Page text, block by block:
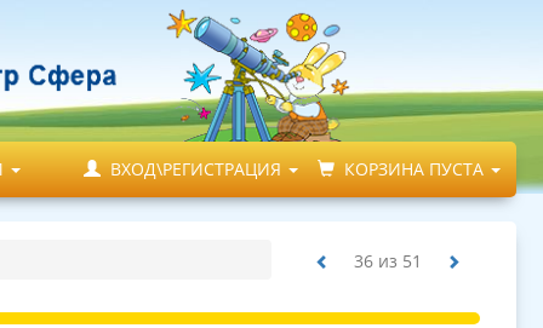
ВХОД\РЕГИСТРАЦИЯ КОРЗИНА ПУСТА
36 из 51